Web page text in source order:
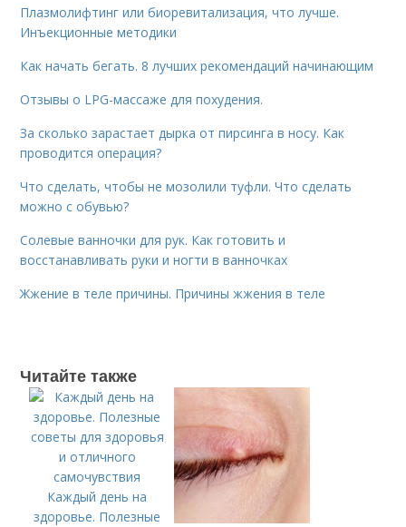
Плазмолифтинг или биоревитализация, что лучше.
Инъекционные методики
Как начать бегать. 8 лучших рекомендаций начинающим
Отзывы о LPG-массаже для похудения.
За сколько зарастает дырка от пирсинга в носу. Как
проводится операция?
Что сделать, чтобы не мозолили туфли. Что сделать
можно с обувью?
Солевые ванночки для рук. Как готовить и
восстанавливать руки и ногти в ванночках
Жжение в теле причины. Причины жжения в теле
Читайте также
Каждый день на
здоровье. Полезные